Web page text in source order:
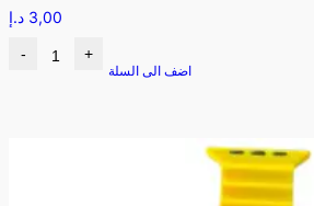
3,00 د.إ
- +
اضف الى السلة